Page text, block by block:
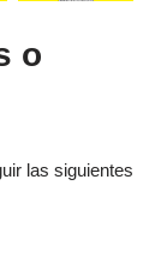
o
las siguientes